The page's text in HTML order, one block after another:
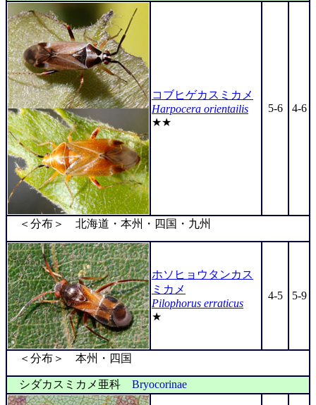
コブヒゲカスミカメ
Harpocera orientailis
★★
5-6 4-6
＜分布＞ 北海道・本州・四国・九州
ホソヒョウタンカス
ミカメ
Pilophorus erraticus
★
4-5 5-9
＜分布＞ 本州・四国
シダカスミカメ亜科 Bryocorinae